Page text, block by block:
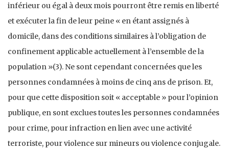
inférieur ou égal à deux mois pourront être remis en liberté
et exécuter la fin de leur peine « en étant assignés à
domicile, dans des conditions similaires à l’obligation de
confinement applicable actuellement à l’ensemble de la
population »(3). Ne sont cependant concernées que les
personnes condamnées à moins de cinq ans de prison. Et,
pour que cette disposition soit « acceptable » pour l’opinion
publique, en sont exclues toutes les personnes condamnées
pour crime, pour infraction en lien avec une activité
terroriste, pour violence sur mineurs ou violence conjugale.